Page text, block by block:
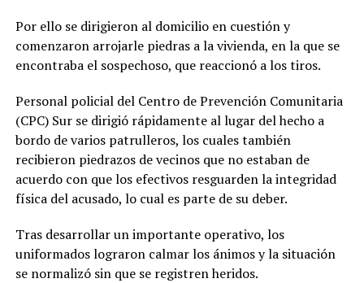
Por ello se dirigieron al domicilio en cuestión y
comenzaron arrojarle piedras a la vivienda, en la que se
encontraba el sospechoso, que reaccionó a los tiros.
Personal policial del Centro de Prevención Comunitaria
(CPC) Sur se dirigió rápidamente al lugar del hecho a
bordo de varios patrulleros, los cuales también
recibieron piedrazos de vecinos que no estaban de
acuerdo con que los efectivos resguarden la integridad
física del acusado, lo cual es parte de su deber.
Tras desarrollar un importante operativo, los
uniformados lograron calmar los ánimos y la situación
se normalizó sin que se registren heridos.